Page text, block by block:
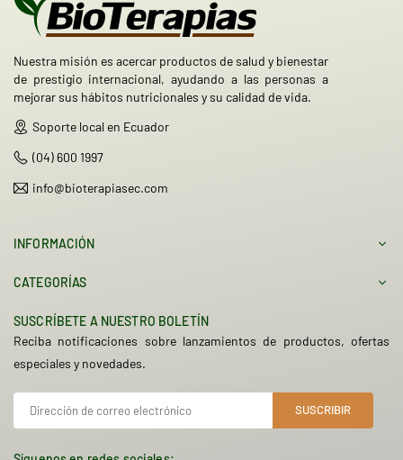
Nuestra misión es acercar productos de salud y bienestar
de prestigio internacional, ayudando a las personas a
mejorar sus hábitos nutricionales y su calidad de vida.
Soporte local en Ecuador
(04) 600 1997
info@bioterapiasec.com
INFORMACIÓN
CATEGORÍAS
SUSCRÍBETE A NUESTRO BOLETÍN
Reciba notificaciones sobre lanzamientos de productos, ofertas
especiales y novedades.
SUSCRIBIR